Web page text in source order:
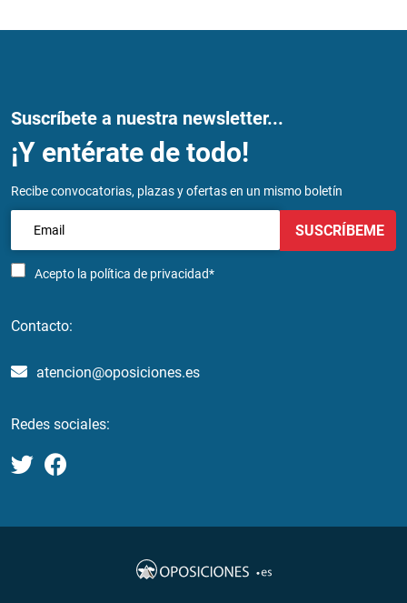
Suscríbete a nuestra newsletter...
¡Y entérate de todo!
Recibe convocatorias, plazas y ofertas en un mismo boletín
Acepto la política de privacidad*
SUSCRÍBEME
Contacto:
atencion@oposiciones.es
Redes sociales: